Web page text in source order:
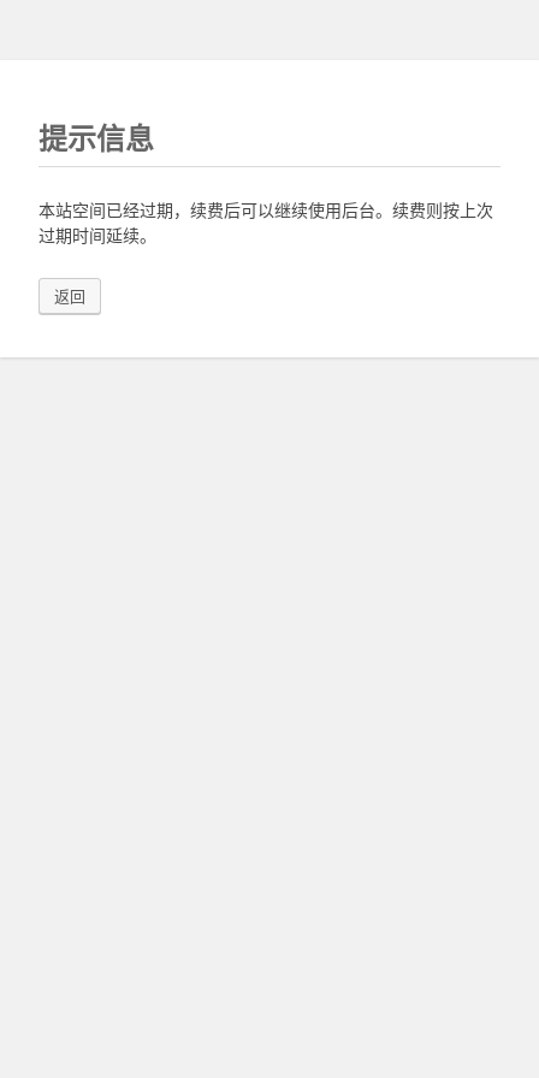
提示信息
本站空间已经过期，续费后可以继续使用后台。续费则按上次
过期时间延续。
返回